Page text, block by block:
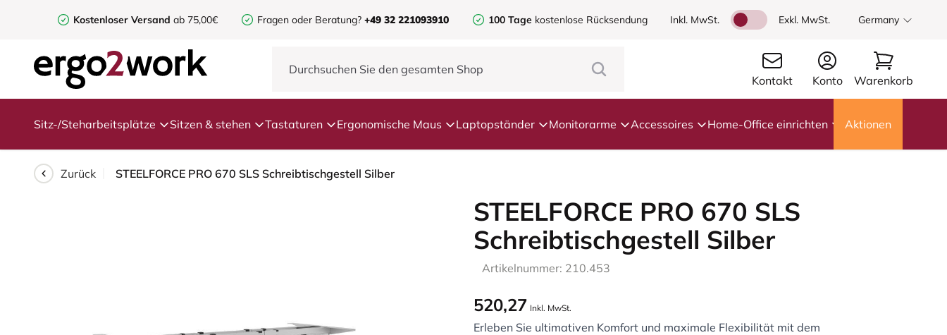
Kostenloser Versand ab 75,00€ Fragen oder Beratung? +49 32 221093910 100 Tage kostenlose Rücksendung Inkl. MwSt. Exkl. MwSt. Germany
Kontakt Konto Warenkorb
Sitz-/Steharbeitsplätze Sitzen & stehen Tastaturen Ergonomische Maus Laptopständer Monitorarme Accessoires Home-Office einrichten Aktionen
Zurück STEELFORCE PRO 670 SLS Schreibtischgestell Silber
STEELFORCE PRO 670 SLS
Schreibtischgestell Silber
Artikelnummer: 210.453
520,27 Inkl. MwSt.
Erleben Sie ultimativen Komfort und maximale Flexibilität mit dem